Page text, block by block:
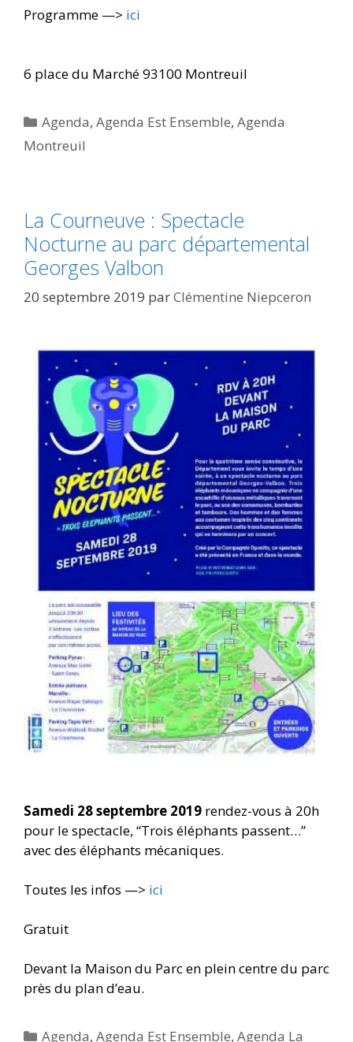
Programme —> ici
6 place du Marché 93100 Montreuil
Catégories
Agenda,Agenda Est Ensemble,Agenda
Montreuil
La Courneuve : Spectacle
Nocturne au parc départemental
Georges Valbon
20 septembre 2019 parClémentine Niepceron
Samedi 28 septembre 2019 rendez-vous à 20h
pour le spectacle, “Trois éléphants passent…”
avec des éléphants mécaniques.
Toutes les infos —> ici
Gratuit
Devant la Maison du Parc en plein centre du parc
près du plan d’eau.
Catégories
Agenda,Agenda Est Ensemble,Agenda La